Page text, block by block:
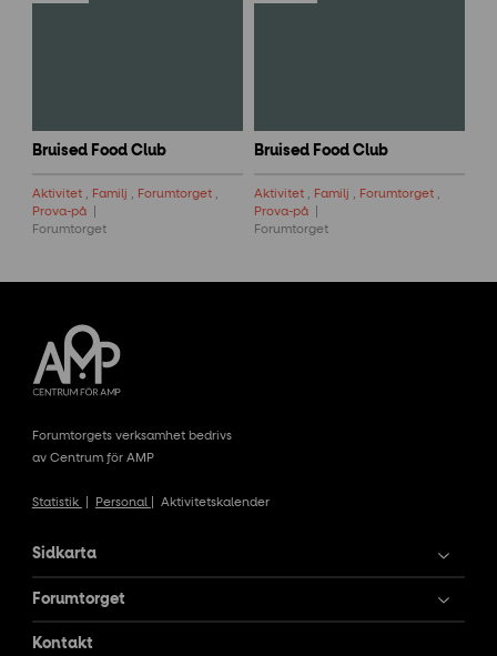
Bruised Food Club
Aktivitet , Familj , Forumtorget ,
Prova-på
Forumtorget
Bruised Food Club
Aktivitet , Familj , Forumtorget ,
Prova-på
Forumtorget
Forumtorgets verksamhet bedrivs
av Centrum för AMP
Statistik Personal Aktivitetskalender
Sidkarta
Forumtorget
Kontakt